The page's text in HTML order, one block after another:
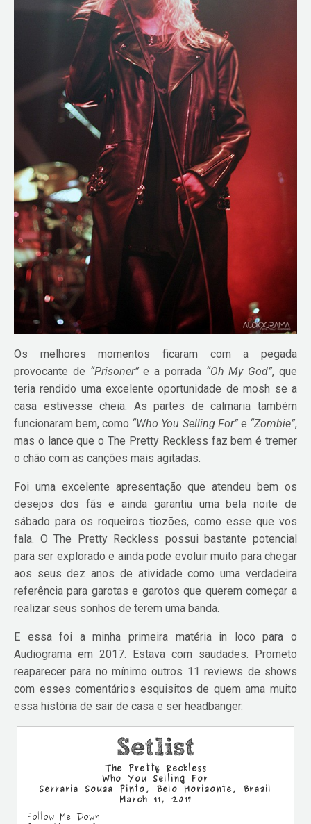
Os melhores momentos ficaram com a pegada
provocante de “Prisoner”e a porrada “Oh My God”, que
teria rendido uma excelente oportunidade de mosh se a
casa estivesse cheia. As partes de calmaria também
funcionaram bem, como “Who You Selling For”e “Zombie”,
mas o lance que o The Pretty Reckless faz bem é tremer
o chão com as canções mais agitadas.
Foi uma excelente apresentação que atendeu bem os
desejos dos fãs e ainda garantiu uma bela noite de
sábado para os roqueiros tiozões, como esse que vos
fala. O The Pretty Reckless possui bastante potencial
para ser explorado e ainda pode evoluir muito para chegar
aos seus dez anos de atividade como uma verdadeira
referência para garotas e garotos que querem começar a
realizar seus sonhos de terem uma banda.
E essa foi a minha primeira matéria in loco para o
Audiograma em 2017. Estava com saudades. Prometo
reaparecer para no mínimo outros 11 reviews de shows
com esses comentários esquisitos de quem ama muito
essa história de sair de casa e ser headbanger.